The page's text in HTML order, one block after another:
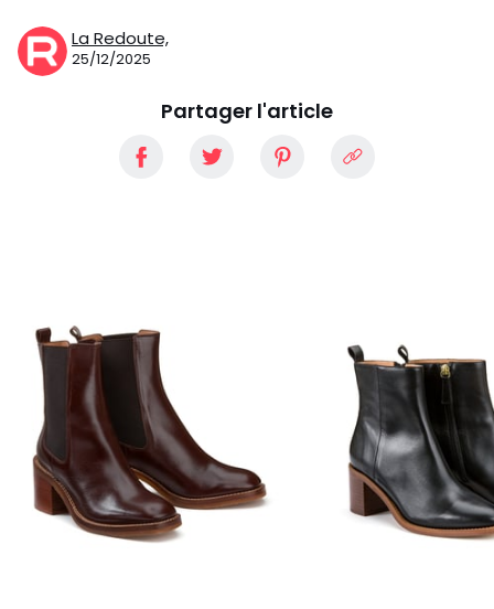
La Redoute,
25/12/2025
Partager l'article